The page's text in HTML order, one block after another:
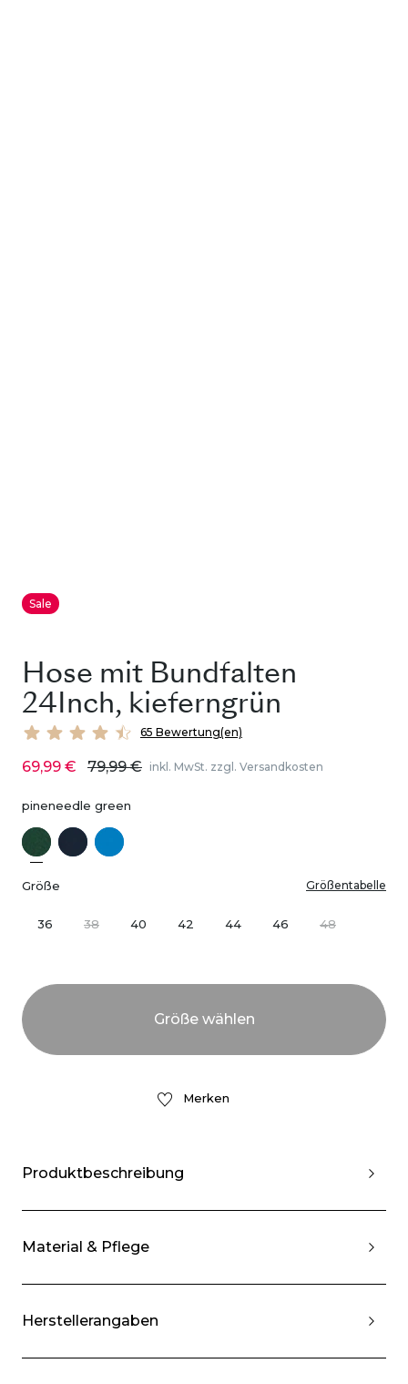
Sale
Hose mit Bundfalten
24Inch, kieferngrün
65 Bewertung(en)
69,99 € 79,99 € inkl. MwSt. zzgl. Versandkosten
pineneedle green
Größe Größentabelle
36 38 40 42 44 46 48
Merken
Produktbeschreibung
Material & Pflege
Herstellerangaben